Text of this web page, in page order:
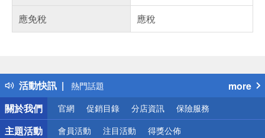
應免稅
應稅
活動快訊
得獎公告
熱門話題
銀行優惠
偏遠地區配送
詐騙網頁！請小心！
more
關於我們
官網 促銷目錄 分店資訊 保險服務
主題活動 會員活動 注目活動 得獎公佈